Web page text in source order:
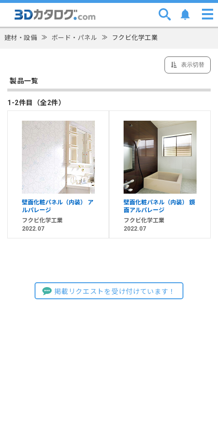
建材・設備 ≫ ボード・パネル ≫ フクビ化学工業
表示切替
製品一覧
1-2件目（全2件）
壁面化粧パネル（内装） ア
ルパレージ
フクビ化学工業
2022.07
壁面化粧パネル（内装） 鏡
面アルパレージ
フクビ化学工業
2022.07
掲載リクエストを受け付けています！